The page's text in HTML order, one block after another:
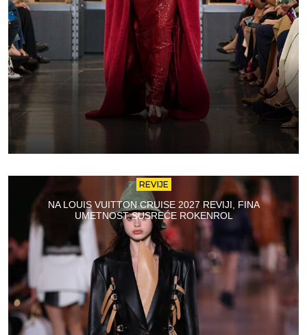
REVIJE
NA LOUIS VUITTON CRUISE 2027 REVIJI, FINA
UMETNOST SUSREĆE ROKENROL